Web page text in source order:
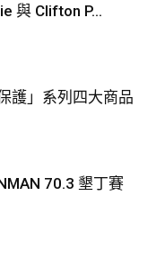
與 Clifton P...
護」系列四大商品
70.3 墾丁賽